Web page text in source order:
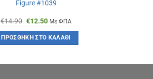
Figure #1039
€14.90 Original
was:
€14.90.
€12.50Η
τιμή
είναι:
Με ΦΠΑ
ΠΡΟΣΘΉΚΗ ΣΤΟ ΚΑΛΆΘΙ